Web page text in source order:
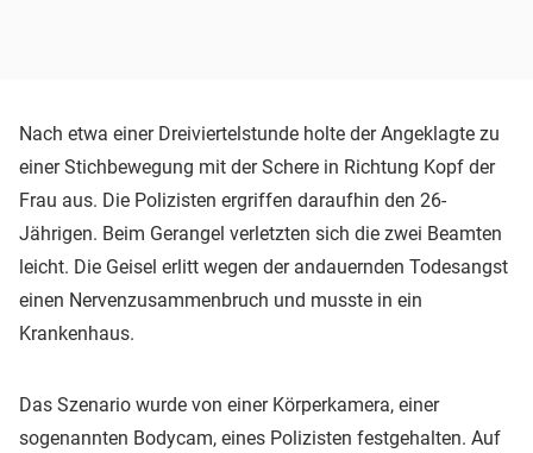
Nach etwa einer Dreiviertelstunde holte der Angeklagte zu
einer Stichbewegung mit der Schere in Richtung Kopf der
Frau aus. Die Polizisten ergriffen daraufhin den 26-
Jährigen. Beim Gerangel verletzten sich die zwei Beamten
leicht. Die Geisel erlitt wegen der andauernden Todesangst
einen Nervenzusammenbruch und musste in ein
Krankenhaus.
Das Szenario wurde von einer Körperkamera, einer
sogenannten Bodycam, eines Polizisten festgehalten. Auf